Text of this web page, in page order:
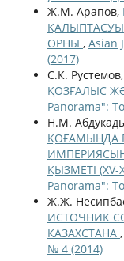
Ж.М. Арапов,
ОРНЫ , Asian
(2017)
С.К.
ҚОЗҒАЛЫС
Panorama":
Н.М.
ҚОҒАМЫНДА
ҚЫЗМЕТІ (XV-
Panorama":
Ж.Ж.
ИСТОЧНИК
КАЗАХСТАНА ,
№ 4 (2014)